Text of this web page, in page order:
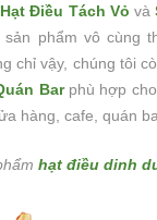
Điều Tách Vỏ và
sản phẩm vô cùng
chỉ vậy, chúng tôi
Barphù hợp
hàng, cafe, quán
hạt điều dinh